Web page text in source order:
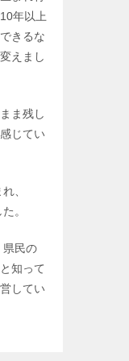
年以上
きるな
えまし
ま残し
じてい
、
。
県民の
知って
してい